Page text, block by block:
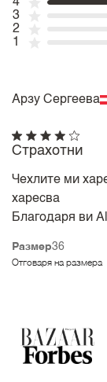
4
3
2
1
Арзу Сергеева
Размер36
Отговаря на размера
Страхотни
Чехлите ми
харесва
Благодаря ви